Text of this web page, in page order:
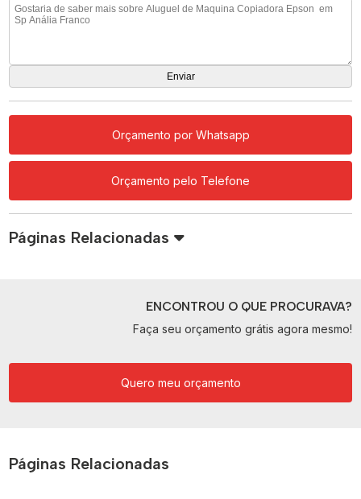
Orçamento por Whatsapp
Orçamento pelo Telefone
Páginas Relacionadas
ENCONTROU O QUE PROCURAVA?
Faça seu orçamento grátis agora mesmo!
Quero meu orçamento
Páginas Relacionadas